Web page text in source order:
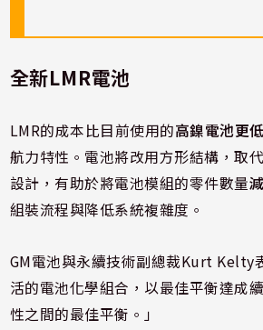
全新LMR電池
LMR的成本比目前使用的高鎳電池更低
航力特性。電池將改用方形結構，取
設計，有助於將電池模組的零件數量
組裝流程與降低系統複雜度。
GM電池與永續技術副總裁Kurt Kelty
活的電池化學組合，以最佳平衡達成
性之間的最佳平衡。」